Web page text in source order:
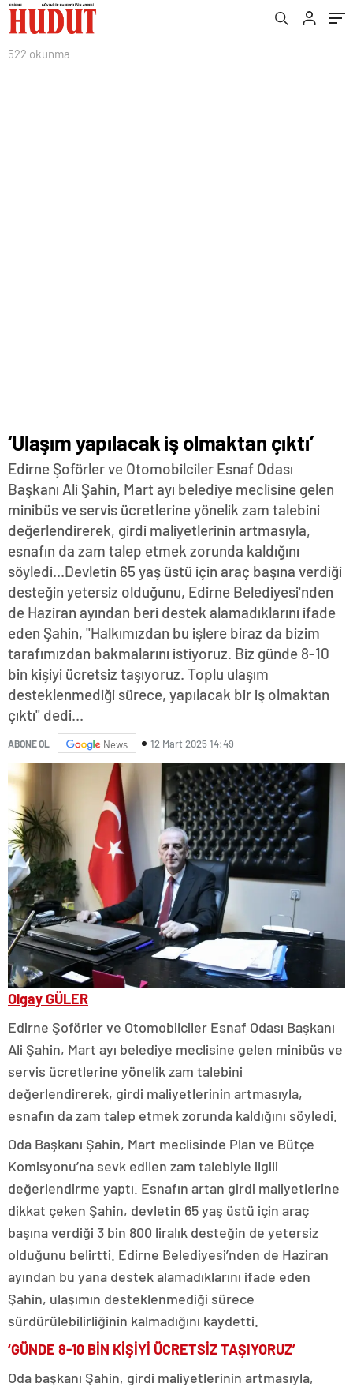
522 okunma
‘Ulaşım yapılacak iş olmaktan çıktı’
Edirne Şoförler ve Otomobilciler Esnaf Odası
Başkanı Ali Şahin, Mart ayı belediye meclisine gelen
minibüs ve servis ücretlerine yönelik zam talebini
değerlendirerek, girdi maliyetlerinin artmasıyla,
esnafın da zam talep etmek zorunda kaldığını
söyledi...Devletin 65 yaş üstü için araç başına verdiği
desteğin yetersiz olduğunu, Edirne Belediyesi'nden
de Haziran ayından beri destek alamadıklarını ifade
eden Şahin, "Halkımızdan bu işlere biraz da bizim
tarafımızdan bakmalarını istiyoruz. Biz günde 8-10
bin kişiyi ücretsiz taşıyoruz. Toplu ulaşım
desteklenmediği sürece, yapılacak bir iş olmaktan
çıktı" dedi...
ABONE OL News 12 Mart 2025 14:49
Olgay GÜLER
Edirne Şoförler ve Otomobilciler Esnaf Odası Başkanı
Ali Şahin, Mart ayı belediye meclisine gelen minibüs ve
servis ücretlerine yönelik zam talebini
değerlendirerek, girdi maliyetlerinin artmasıyla,
esnafın da zam talep etmek zorunda kaldığını söyledi.
Oda Başkanı Şahin, Mart meclisinde Plan ve Bütçe
Komisyonu’na sevk edilen zam talebiyle ilgili
değerlendirme yaptı. Esnafın artan girdi maliyetlerine
dikkat çeken Şahin, devletin 65 yaş üstü için araç
başına verdiği 3 bin 800 liralık desteğin de yetersiz
olduğunu belirtti. Edirne Belediyesi’nden de Haziran
ayından bu yana destek alamadıklarını ifade eden
Şahin, ulaşımın desteklenmediği sürece
sürdürülebilirliğinin kalmadığını kaydetti.
‘GÜNDE 8-10 BİN KİŞİYİ ÜCRETSİZ TAŞIYORUZ’
Oda başkanı Şahin, girdi maliyetlerinin artmasıyla,